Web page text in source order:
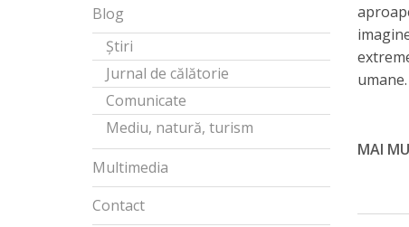
umane.
MAI
Blog
Știri
Jurnal de călătorie
Comunicate
Mediu, natură, turism
Multimedia
Contact